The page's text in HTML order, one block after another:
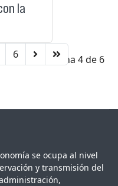
la
Página 4 de 6
6
se ocupa al nivel
y transmisión del